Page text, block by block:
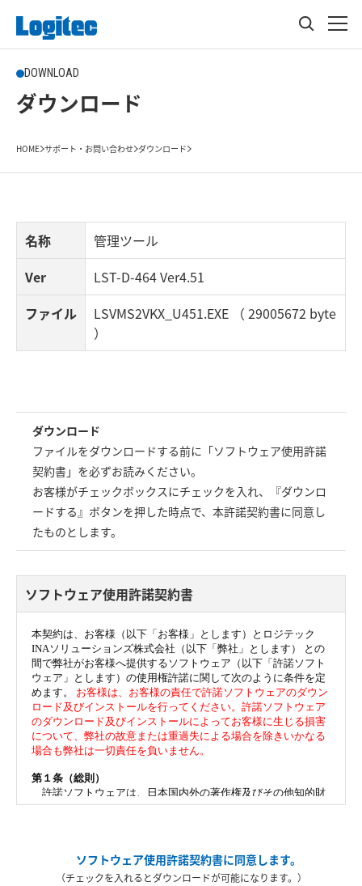
DOWNLOAD
ダウンロード
HOME サポート・お問い合わせ ダウンロード
名称
管理ツール
Ver
LST-D-464 Ver4.51
ファイル
LSVMS2VKX_U451.EXE （ 29005672 byte
）
ダウンロード
ファイルをダウンロードする前に「ソフトウェア使用許諾
契約書」を必ずお読みください。
お客様がチェックボックスにチェックを入れ、『ダウンロ
ードする』ボタンを押した時点で、本許諾契約書に同意し
たものとします。
ソフトウェア使用許諾契約書
ソフトウェア使用許諾契約書に同意します。
（チェックを入れるとダウンロードが可能になります。）